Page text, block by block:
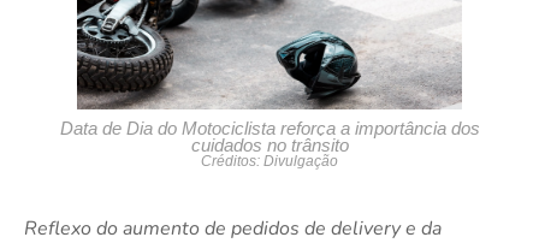
Data de Dia do Motociclista reforça a importância dos
cuidados no trânsito
Créditos: Divulgação
Reflexo do aumento de pedidos de delivery e da